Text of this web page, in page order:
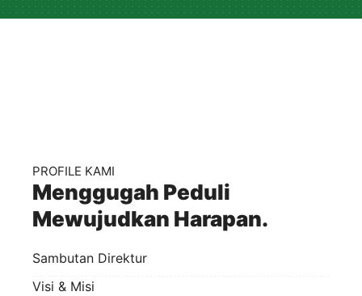
PROFILE KAMI
Menggugah Peduli
Mewujudkan Harapan.
Sambutan Direktur
Visi & Misi